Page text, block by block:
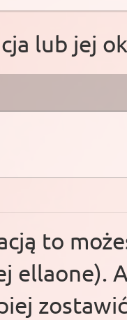
lub jej
to
ellaone).